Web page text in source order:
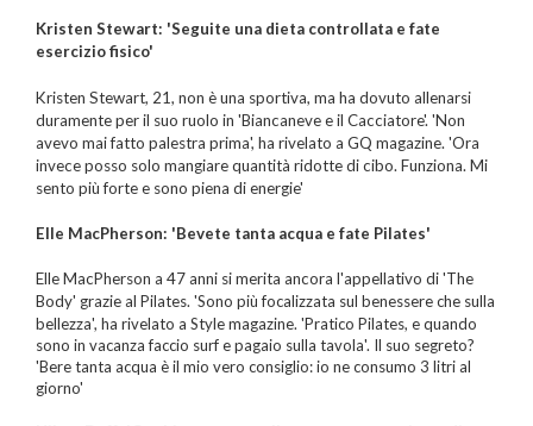
Kristen Stewart: 'Seguite una dieta controllata e fate
esercizio fisico'
Kristen Stewart, 21, non è una sportiva, ma ha dovuto allenarsi
duramente per il suo ruolo in 'Biancaneve e il Cacciatore'. 'Non
avevo mai fatto palestra prima', ha rivelato a GQ magazine. 'Ora
invece posso solo mangiare quantità ridotte di cibo. Funziona. Mi
sento più forte e sono piena di energie'
Elle MacPherson: 'Bevete tanta acqua e fate Pilates'
Elle MacPherson a 47 anni si merita ancora l'appellativo di 'The
Body' grazie al Pilates. 'Sono più focalizzata sul benessere che sulla
bellezza', ha rivelato a Style magazine. 'Pratico Pilates, e quando
sono in vacanza faccio surf e pagaio sulla tavola'. Il suo segreto?
'Bere tanta acqua è il mio vero consiglio: io ne consumo 3 litri al
giorno'